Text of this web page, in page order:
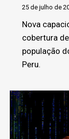
25 de julho de
Nova
cobertura
população
Peru.